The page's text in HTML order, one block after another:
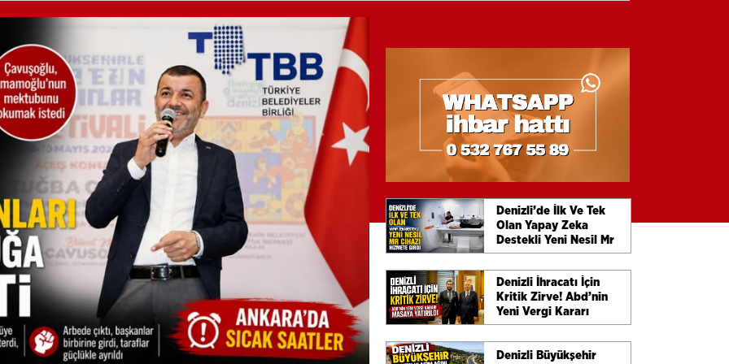
Denizli’de İlk Ve Tek
Olan Yapay Zeka
Destekli Yeni Nesil Mr
Cihazı Hizmete Girdi
Denizli İhracatı İçin
Kritik Zirve! Abd’nin
Yeni Vergi Kararı
Masaya Yatırıldı
Denizli Büyükşehir